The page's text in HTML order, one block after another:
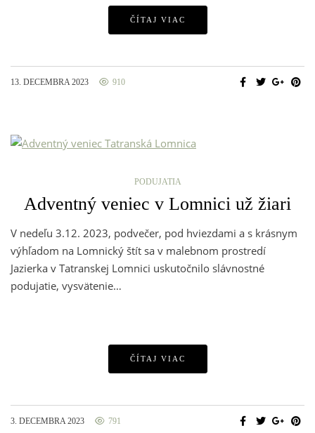
ČÍTAJ VIAC
13. DECEMBRA 2023 910
PODUJATIA
Adventný veniec v Lomnici už žiari
V nedeľu 3.12. 2023, podvečer, pod hviezdami a s krásnym
výhľadom na Lomnický štít sa v malebnom prostredí
Jazierka v Tatranskej Lomnici uskutočnilo slávnostné
podujatie, vysvätenie…
ČÍTAJ VIAC
3. DECEMBRA 2023 791